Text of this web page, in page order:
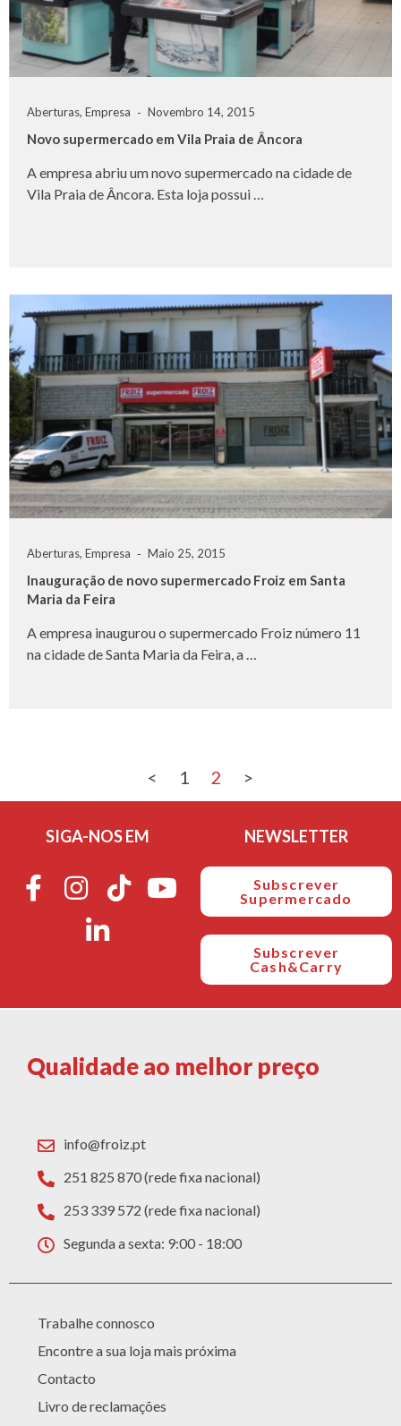
Aberturas, Empresa Novembro 14, 2015
Novo supermercado em Vila Praia de Âncora
A empresa abriu um novo supermercado na cidade de
Vila Praia de Âncora. Esta loja possui …
Aberturas, Empresa Maio 25, 2015
Inauguração de novo supermercado Froiz em Santa
Maria da Feira
A empresa inaugurou o supermercado Froiz número 11
na cidade de Santa Maria da Feira, a …
< 1 2 >
SIGA-NOS EM NEWSLETTER
Subscrever
Supermercado
Subscrever
Cash&Carry
Qualidade ao melhor preço
info@froiz.pt
251 825 870 (rede fixa nacional)
253 339 572 (rede fixa nacional)
Segunda a sexta: 9:00 - 18:00
Trabalhe connosco
Encontre a sua loja mais próxima
Contacto
Livro de reclamações